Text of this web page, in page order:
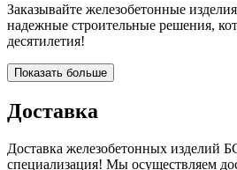
Заказывайте железобетонные
надежные строительные решения,
десятилетия!
Показать больше
Доставка
Доставка железобетонных изделий
специализация! Мы осуществляем